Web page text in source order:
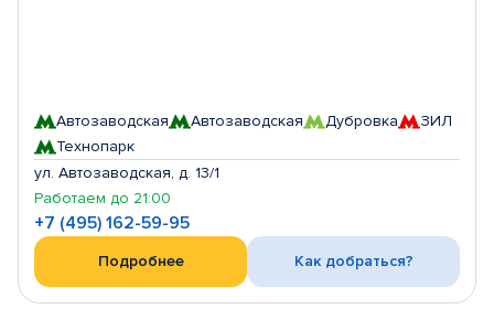
Автозаводская Автозаводская Дубровка
ЗИЛ
Технопарк
ул. Автозаводская, д. 13/1
Работаем до 21:00
+7 (495) 162-59-95
Подробнее Как добраться?